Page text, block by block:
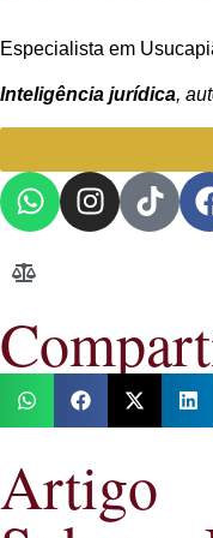
Especialista em
Inteligência jurídica,
Artigo